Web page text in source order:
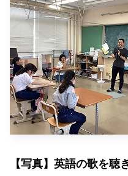
【写真】英語の歌を聴